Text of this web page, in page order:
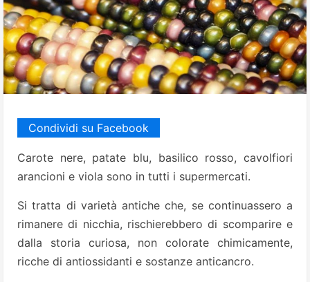
Condividi su Facebook
Carote nere, patate blu, basilico rosso, cavolfiori
arancioni e viola sono in tutti i supermercati.
Si tratta di varietà antiche che, se continuassero a
rimanere di nicchia, rischierebbero di scomparire e
dalla storia curiosa, non colorate chimicamente,
ricche di antiossidanti e sostanze anticancro.